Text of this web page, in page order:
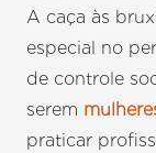
A caça às
especial no
de controle
serem
praticar